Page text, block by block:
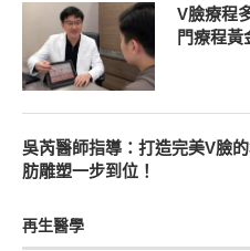
V臉療程
門療程黃
吳芮醫師指導：打造完美V臉
肪雕塑一步到位！
再生醫學